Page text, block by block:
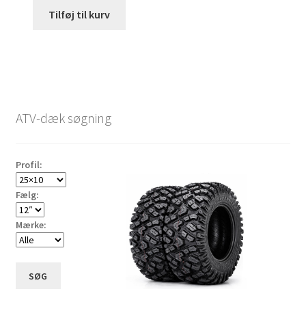
Tilføj til kurv
ATV-dæk søgning
Profil:
Fælg:
Mærke:
SØG